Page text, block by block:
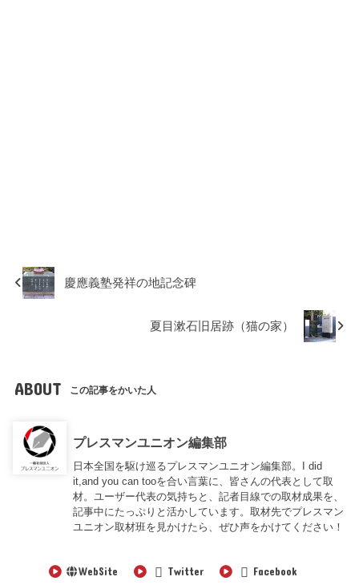
慶應義塾発祥の地記念碑
夏目漱石旧居跡（猫の家）
ABOUT この記事をかいた人
プレスマンユニオン編集部
日本全国を駆け巡るプレスマンユニオン編集部。I did
it,and you can tooを合い言葉に、皆さんの代表として取
材。ユーザー代表の気持ちと、記者目線での取材成果を、
記事中にたっぷりと活かしています。取材先でプレスマン
ユニオン取材班を見かけたら、ぜひ声をかけてください！
WebSite Twitter Facebook